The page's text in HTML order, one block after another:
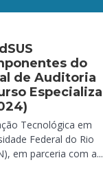
do
de Auditoria
Especializa
Tecnológica em
Federal do Rio
em parceria com a...